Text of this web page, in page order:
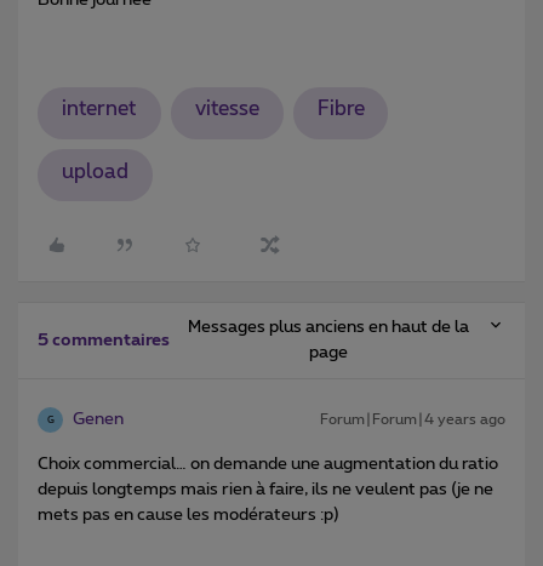
internet vitesse Fibre
upload
5 commentaires
Messages plus anciens en haut de la
page
G Genen Forum|Forum|4 years ago
Choix commercial… on demande une augmentation du ratio
depuis longtemps mais rien à faire, ils ne veulent pas (je ne
mets pas en cause les modérateurs :p)